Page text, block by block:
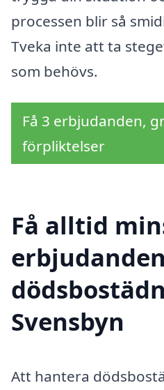
processen blir så
Tveka inte att ta
som behövs.
Få 3 erbjudanden,
förpliktelser
Få alltid
Svensbyn
Att hantera